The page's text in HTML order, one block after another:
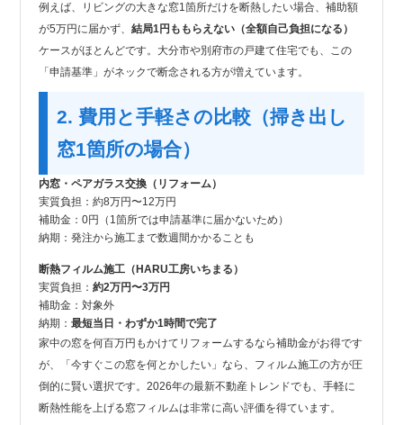
例えば、リビングの大きな窓1箇所だけを断熱したい場合、補助額
が5万円に届かず、結局1円ももらえない（全額自己負担になる）
ケースがほとんどです。大分市や別府市の戸建て住宅でも、この
「申請基準」がネックで断念される方が増えています。
2. 費用と手軽さの比較（掃き出し
窓1箇所の場合）
内窓・ペアガラス交換（リフォーム）
実質負担：約8万円〜12万円
補助金：0円（1箇所では申請基準に届かないため）
納期：発注から施工まで数週間かかることも
断熱フィルム施工（HARU工房いちまる）
実質負担：約2万円〜3万円
補助金：対象外
納期：最短当日・わずか1時間で完了
家中の窓を何百万円もかけてリフォームするなら補助金がお得です
が、「今すぐこの窓を何とかしたい」なら、フィルム施工の方が圧
倒的に賢い選択です。2026年の最新不動産トレンドでも、手軽に
断熱性能を上げる窓フィルムは非常に高い評価を得ています。